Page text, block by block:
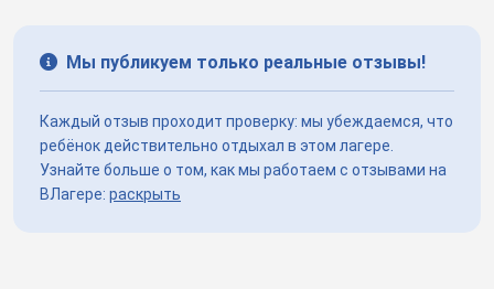
Мы публикуем только реальные отзывы!
Каждый отзыв проходит проверку: мы убеждаемся, что
ребёнок действительно отдыхал в этом лагере.
Узнайте больше о том, как мы работаем с отзывами на
ВЛагере: раскрыть